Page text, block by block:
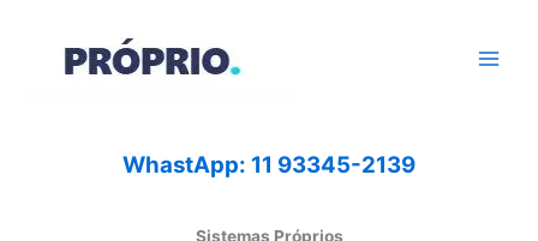
WhastApp: 11 93345-2139
Sistemas Próprios